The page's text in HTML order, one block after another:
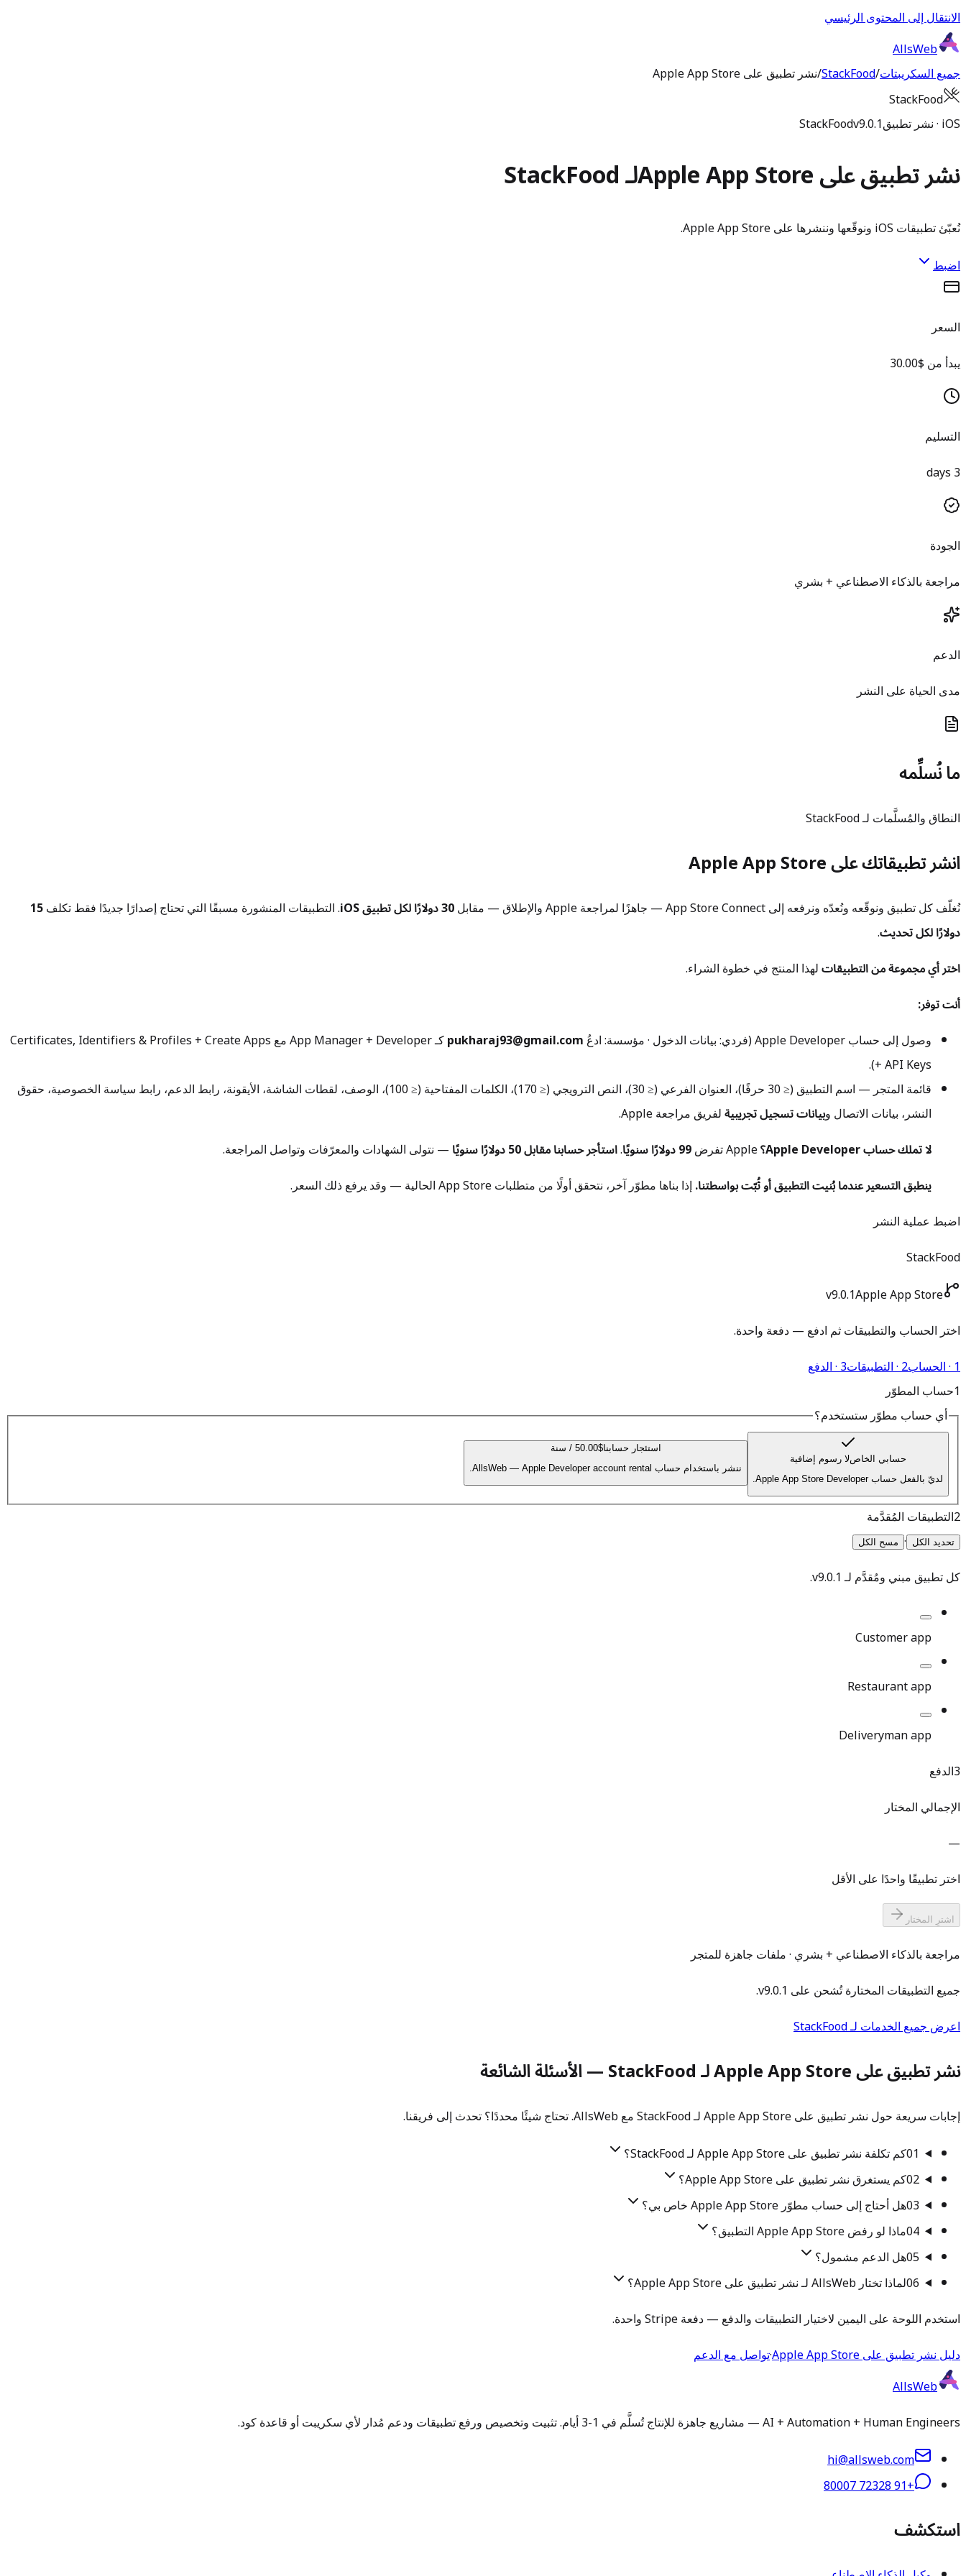
الانتقال إلى المحتوى الرئيسي
AllsWeb
جميع السكريبتات/
StackFood
/نشر تطبيق على Apple App Store
StackFood
iOS · نشر تطبيق
StackFoodv9.0.1
نشر تطبيق على Apple App Store لـ StackFood
نُعبّئ تطبيقات iOS ونوقّعها وننشرها على Apple App Store.
اضبط
السعر
يبدأ من $30.00
التسليم
3 days
الجودة
مراجعة بالذكاء الاصطناعي + بشري
الدعم
مدى الحياة على النشر
ما نُسلِّمه
النطاق والمُسلَّمات لـ StackFood
انشر تطبيقاتك على Apple App Store
نُغلّف كل تطبيق ونوقّعه ونُعدّه ونرفعه إلى App Store Connect — جاهزًا لمراجعة Apple والإطلاق — مقابل 30 دولارًا لكل تطبيق iOS . التطبيقات المنشورة مسبقًا التي تحتاج إصدارًا جديدًا فقط تكلف15
دولارًا لكل تحديث.
اختر أي مجموعة من التطبيقاتلهذا المنتج في خطوة الشراء.
أنت توفر:
وصول إلى حساب Apple Developer (فردي: بيانات الدخول · مؤسسة: ادعُ
pukharaj93@gmail.com
كـ App Manager + Developer مع Certificates, Identifiers & Profiles + Create Apps
+ API Keys).
قائمة المتجر — اسم التطبيق (≤ 30 حرفًا)، العنوان الفرعي (≤ 30)، النص الترويجي (≤ 170)، الكلمات المفتاحية (≤ 100)، الوصف، لقطات الشاشة، الأيقونة، رابط الدعم، رابط سياسة الخصوصية، حقوق
النشر، بيانات الاتصال وبيانات تسجيل تجريبيةلفريق مراجعة Apple.
لا تملك حساب Apple Developer؟
99 دولارًا سنويًا .استأجر حسابنا مقابل 50 دولارًا سنويًا
— نتولى الشهادات والمعرّفات وتواصل المراجعة.
ينطبق التسعير عندما بُنيت التطبيق أو ثُبّت بواسطتنا.إذا بناها مطوّر آخر، نتحقق أولًا من متطلبات App Store الحالية — وقد يرفع ذلك السعر.
اضبط عملية النشر
StackFood
v9.0.1Apple App Store
اختر الحساب والتطبيقات ثم ادفع — دفعة واحدة.
1 · الحساب
2 · التطبيقات
3 · الدفع
1حساب المطوّر
أي حساب مطوّر ستستخدم؟
حسابي الخاصلا رسوم إضافية
لديّ بالفعل حساب Apple App Store Developer.
استئجار حسابنا$50.00 / سنة
ننشر باستخدام حساب AllsWeb — Apple Developer account rental.
2التطبيقات المُقدَّمة
تحديد الكل · مسح الكل
كل تطبيق مبني ومُقدَّم لـv9.0.1
.
Customer app
Restaurant app
Deliveryman app
3الدفع
الإجمالي المختار
—
اختر تطبيقًا واحدًا على الأقل
اشترِ المختار
مراجعة بالذكاء الاصطناعي + بشري · ملفات جاهزة للمتجر
جميع التطبيقات المختارة تُشحن على v9.0.1.
اعرض جميع الخدمات لـ StackFood
نشر تطبيق على Apple App Store لـ StackFood — الأسئلة الشائعة
إجابات سريعة حول نشر تطبيق على Apple App Store لـ StackFood مع AllsWeb. تحتاج شيئًا محددًا؟ تحدث إلى فريقنا.
01كم تكلفة نشر تطبيق على Apple App Store لـ StackFood؟
02كم يستغرق نشر تطبيق على Apple App Store؟
03هل أحتاج إلى حساب مطوّر Apple App Store خاص بي؟
04ماذا لو رفض Apple App Store التطبيق؟
05هل الدعم مشمول؟
06لماذا تختار AllsWeb لـ نشر تطبيق على Apple App Store؟
استخدم اللوحة على اليمين لاختيار التطبيقات والدفع — دفعة Stripe واحدة.
دليل نشر تطبيق على Apple App Store
·تواصل مع الدعم
AllsWeb
AI + Automation + Human Engineers — مشاريع جاهزة للإنتاج تُسلَّم في 1-3 أيام. تثبيت وتخصيص ورفع تطبيقات ودعم مُدار لأي سكريبت أو قاعدة كود.
hi@allsweb.com
+91 72328 80007
استكشف